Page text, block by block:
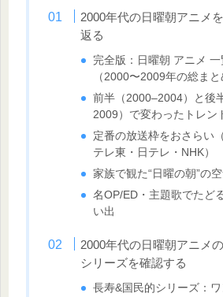
2000年代の日曜朝アニメ
返る
完全版：日曜朝 アニメ
（2000〜2009年の総まと
前半（2000–2004）と後
2009）で変わったトレン
定番の放送枠をおさらい
テレ東・日テレ・NHK）
家族で観た“日曜の朝”の
名OP/ED・主題歌でたど
い出
2000年代の日曜朝アニメ
シリーズを確認する
長寿&国民的シリーズ：